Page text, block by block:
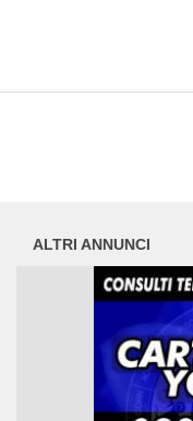
ALTRI ANNUNCI